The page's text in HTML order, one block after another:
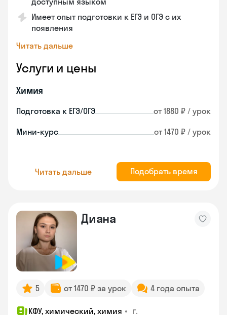
Имеет опыт подготовки к ЕГЭ и ОГЭ с их
появления
Читать дальше
Услуги и цены
Химия
Подготовка к ЕГЭ/ОГЭ от 1880 ₽ / урок
Мини-курс от 1470 ₽ / урок
Читать дальше Подобрать время
Диана
5 от 1470 ₽ за урок 4 года опыта
КФУ, химический, химия • г.